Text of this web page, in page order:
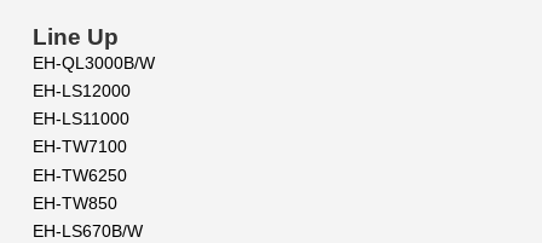
Line Up
EH-QL3000B/W
EH-LS12000
EH-LS11000
EH-TW7100
EH-TW6250
EH-TW850
EH-LS670B/W